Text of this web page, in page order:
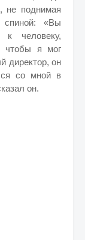
не поднимая
«Вы
человеку,
чтобы я мог
директор, он
со мной в
он.